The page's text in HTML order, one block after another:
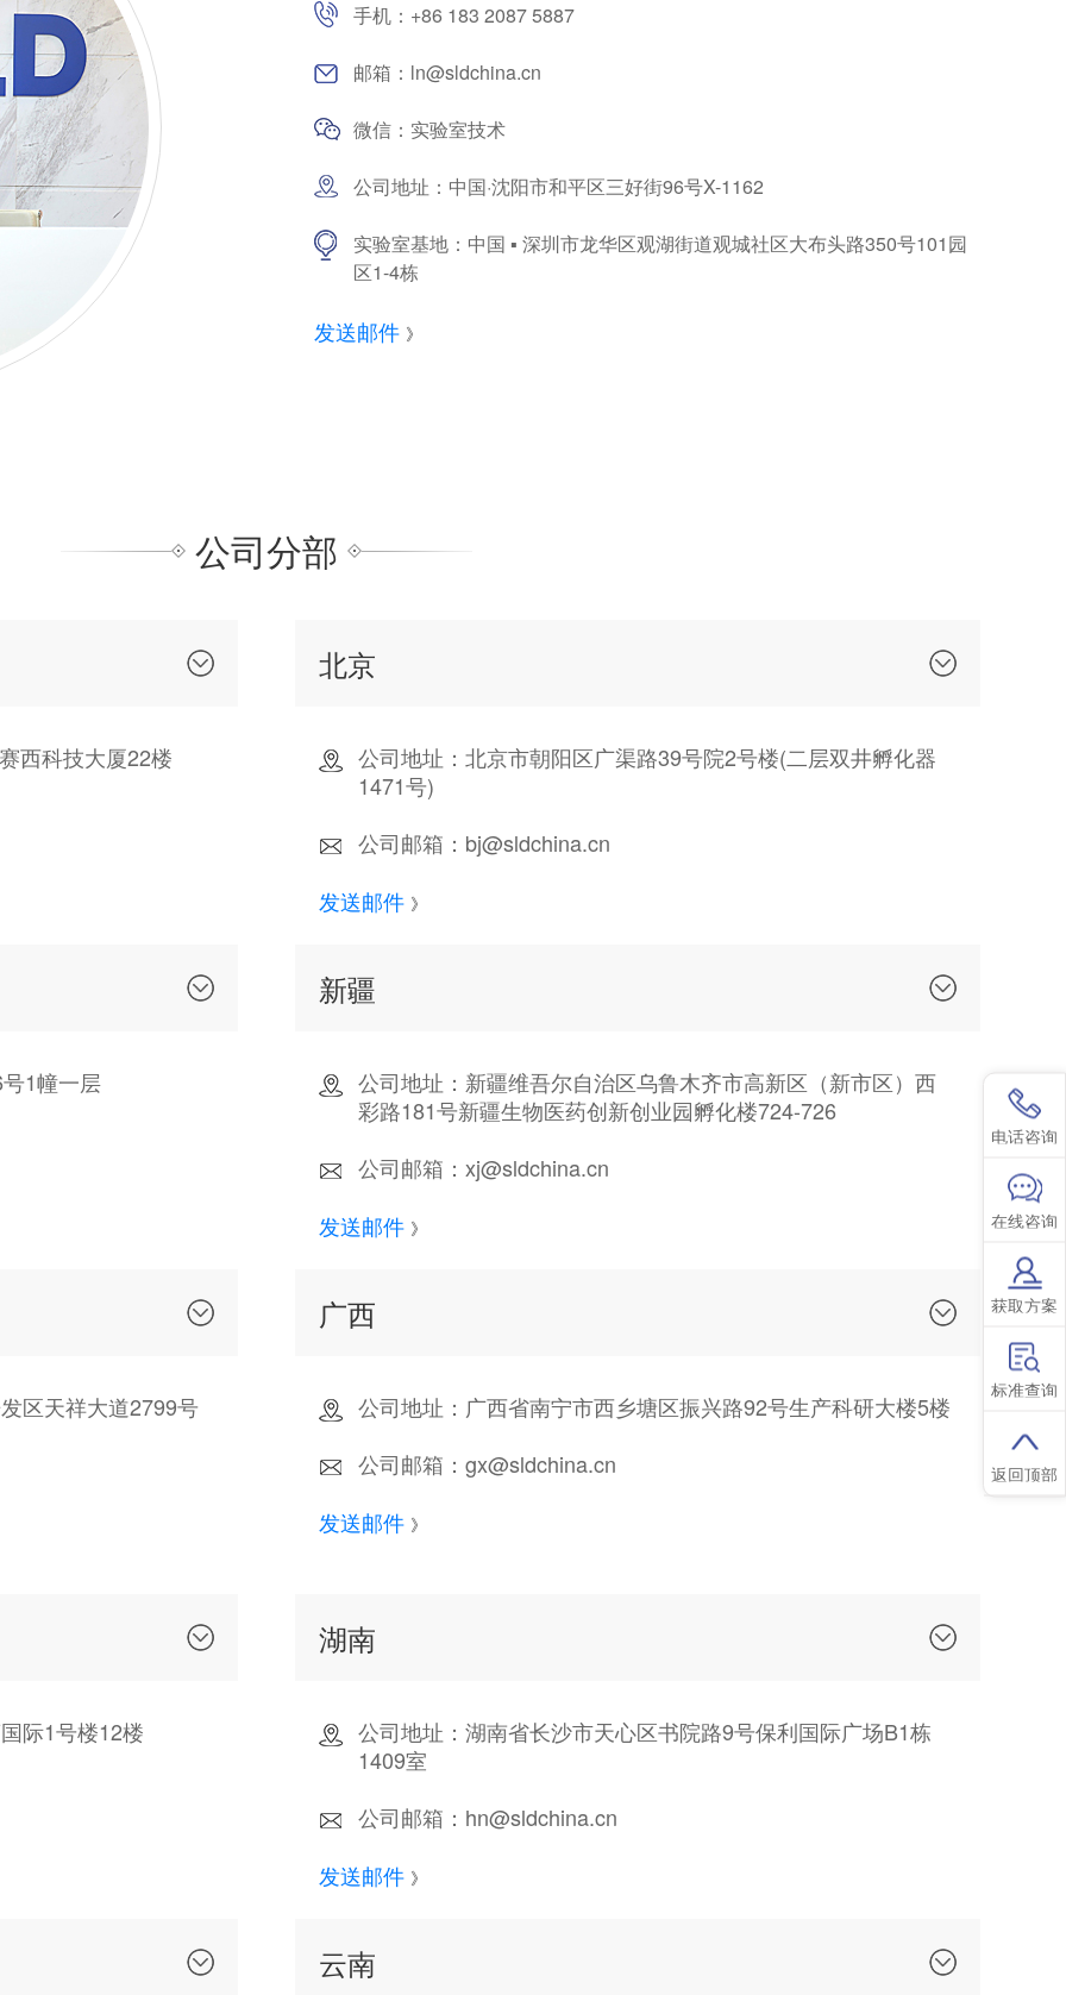
手机：+86 183 2087 5887
邮箱：ln@sldchina.cn
微信：实验室技术
公司地址：中国·沈阳市和平区三好街96号X-1162
实验室基地：中国 ▪ 深圳市龙华区观湖街道观城社区大布头路350号101园
区1-4栋
发送邮件 》
公司分部
西科技大厦22楼
北京
公司地址：北京市朝阳区广渠路39号院2号楼(二层双井孵化器
1471号)
公司邮箱：bj@sldchina.cn
发送邮件 》
1幢一层
新疆
公司地址：新疆维吾尔自治区乌鲁木齐市高新区（新市区）西
彩路181号新疆生物医药创新创业园孵化楼724-726
公司邮箱：xj@sldchina.cn
发送邮件 》
区天祥大道2799号
广西
公司地址：广西省南宁市西乡塘区振兴路92号生产科研大楼5楼
公司邮箱：gx@sldchina.cn
发送邮件 》
际1号楼12楼
湖南
公司地址：湖南省长沙市天心区书院路9号保利国际广场B1栋
1409室
公司邮箱：hn@sldchina.cn
发送邮件 》
云南
电话咨询
在线咨询
获取方案
标准查询
返回顶部